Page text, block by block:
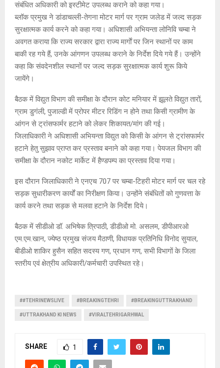
संबंधित अधिकारी को इस्टीमेट उपलब्ध कराने को कहा गया।
ब्लॉक प्रमुख ने डांडाचल्ली-तेगना मोटर मार्ग पर ग्राम जलेड में जल्द सड़क
सुरक्षात्मक कार्य करने को कहा गया। अधिशासी अभियन्ता लोनिवि चम्बा ने
अवगत कराया कि राज्य सरकार द्वारा राज्य मार्गाें पर जिन स्थानों पर काम
बाकी रह गये हैं, उनके आंगणन उपलब्ध कराने के निर्देश दिये गये हैं। उन्होंने
कहा कि संवदेनशील स्थानों पर जल्द सड़क सुरक्षात्मक कार्य शुरू किये
जायेंगे।
बैठक में विद्युत विभाग की समीक्षा के दौरान कोट मनियार में झूलते विद्युत तारों,
ग्राम डुगंली, पुजाल्डी में प्रोपर मीटर रिडिंग न होने तथा किसी ग्रामीण के
आंगन से ट्रांसफार्मर हटाने को लेकर शिकायत/मांग की गई।
जिलाधिकारी ने अधिशासी अभियन्ता विद्युत को किसी के आंगन से ट्रांसफार्मर
हटाने हेतु सुझाव प्राप्त कर प्रस्ताव बनाने को कहा गया। पेयजल विभाग की
समीक्षा के दौरान नकोट मार्केट में हैण्डपम्प का प्रस्ताव दिया गया।
इस दौरान जिलाधिकारी ने एनएच 707 पर चम्बा-टिहरी मोटर मार्ग पर चल रहे
सड़क सुधारीकरण कार्यों का निरीक्षण किया। उन्होंने संबंधितों को गुणवत्ता के
कार्य करने तथा सड़क से मलवा हटाने के निर्देश दिये।
बैठक में सीडीओ डॉ. अभिषेक त्रिपाठी, डीडीओ मो. असलम, डीपीआरओ
एम.एम.खान, ज्येष्ठ प्रमुख संजय मैठाणी, विधायक प्रतिनिधि विनोद सुयाल,
बीडीओ शाकिर हुसैन सहित सदस्य गण, प्रधान गण, सभी विभागों के जिला
स्तरीय एवं क्षेत्रीय अधिकारी/कर्मचारी उपस्थित रहे।
##TEHRINEWSLIVE #BREAKINGTEHRI #BREAKINGUTTRAKHAND
#UTTRAKHAND KI NEWS #VIRALTEHRIGARHWAL
SHARE 1